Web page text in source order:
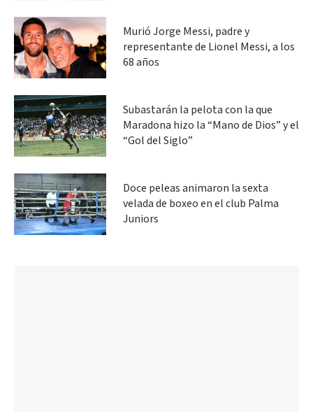
Murió Jorge Messi, padre y
representante de Lionel Messi, a los
68 años
Subastarán la pelota con la que
Maradona hizo la “Mano de Dios” y el
“Gol del Siglo”
Doce peleas animaron la sexta
velada de boxeo en el club Palma
Juniors